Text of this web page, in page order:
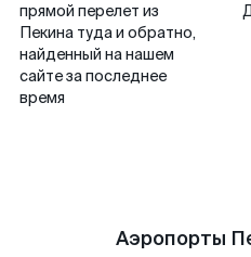
прямой перелет из
Пекина туда и обратно,
найденный на нашем
сайте за последнее
время
Аэропорты